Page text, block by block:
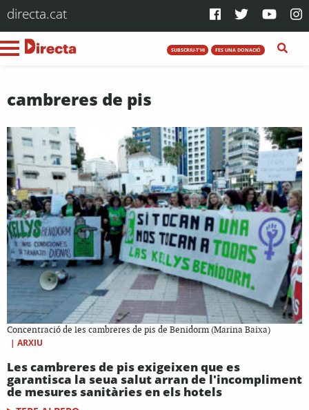
directa.cat
SUBSCRIU-T'HI FES UNA DONACIÓ
cambreres de pis
Concentració de les cambreres de pis de Benidorm (Marina Baixa)
| ARXIU
Les cambreres de pis exigeixen que es
garantisca la seua salut arran de l'incompliment
de mesures sanitàries en els hotels